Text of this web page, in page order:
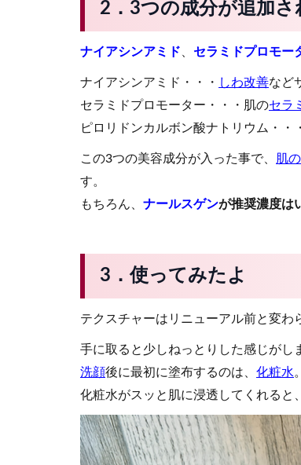
2．3つの成分が追加さ
ナイアシンアミド、 セラミドプロモー
ナイアシンアミド・・・ しわ改善など
セラミドプロモーター・・・肌のセラ
ピロリドンカルボン酸ナトリウム・・
この3つの美容成分が入った事で、 肌
す。
もちろん、 ナールスゲンが推奨濃度は
3．使ってみたよ
テクスチャーはリニューアル前と変わ
手に取ると少しねっとりした感じがし
洗顔後に最初に塗布するのは、 化粧水。
化粧水がスッと肌に浸透してくれると